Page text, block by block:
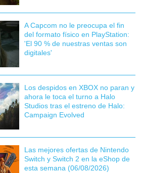
A Capcom no le preocupa el fin
del formato físico en PlayStation:
'El 90 % de nuestras ventas son
digitales'
Los despidos en XBOX no paran y
ahora le toca el turno a Halo
Studios tras el estreno de Halo:
Campaign Evolved
Las mejores ofertas de Nintendo
Switch y Switch 2 en la eShop de
esta semana (06/08/2026)